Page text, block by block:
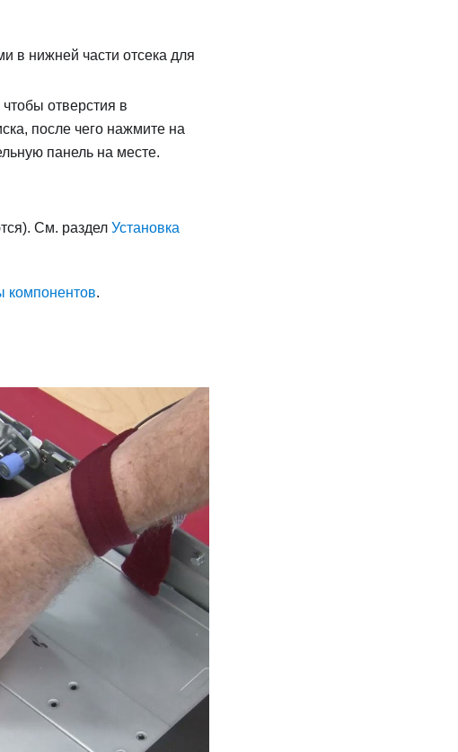
в нижней части отсека для
отверстия в
после чего нажмите на
панель на месте.
См. раздел Установка
компонентов.